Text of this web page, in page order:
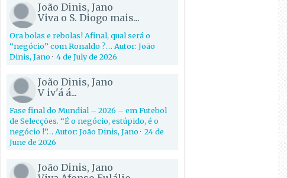
João Dinis, Jano
Viva o S. Diogo mais...
Ora bolas e rebolas! Afinal, qual será o
“negócio” com Ronaldo ?… Autor: João
Dinis, Jano· 4 de July de 2026
João Dinis, Jano
V iv'á á...
Fase final do Mundial – 2026 – em Futebol
de Selecções. “É o negócio, estúpido, é o
negócio !”… Autor: João Dinis, Jano· 24 de
June de 2026
João Dinis, Jano